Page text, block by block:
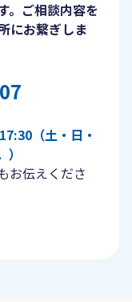
。ご相談内容を
にお繋ぎしま
（土・日・
お伝えくださ